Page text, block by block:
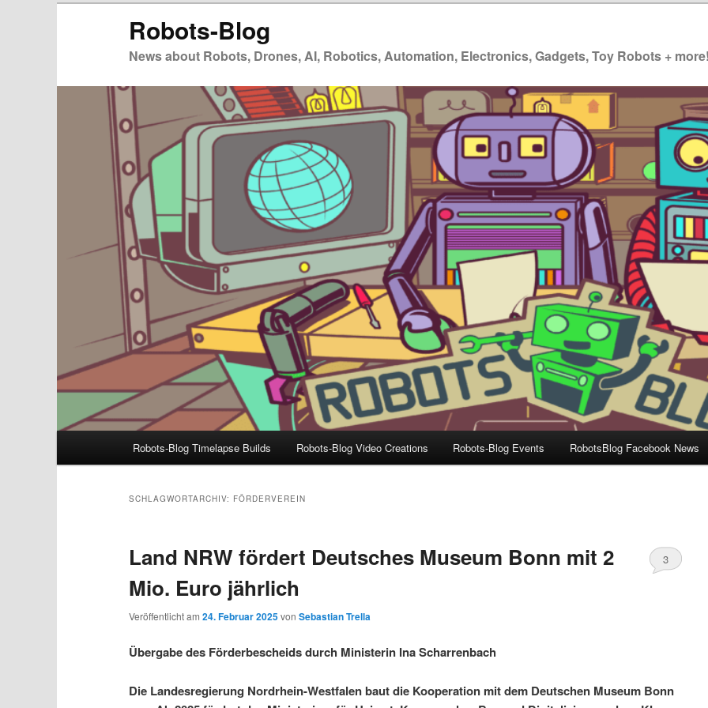
Robots-Blog
News about Robots, Drones, AI, Robotics, Automation, Electronics, Gadgets, Toy Robots + more!
Robots-Blog Timelapse Builds Robots-Blog Video Creations Robots-Blog Events RobotsBlog Facebook News
SCHLAGWORTARCHIV: FÖRDERVEREIN
Land NRW fördert Deutsches Museum Bonn mit 2
Mio. Euro jährlich
Veröffentlicht am24. Februar 2025vonSebastian Trella
3
Übergabe des Förderbescheids durch Ministerin Ina Scharrenbach
Die Landesregierung Nordrhein-Westfalen baut die Kooperation mit dem Deutschen Museum Bonn